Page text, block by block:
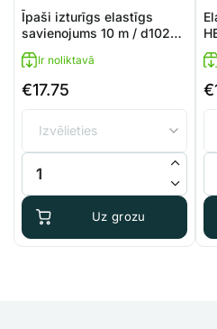
Īpaši izturīgs elastīgs
savienojums 10 m / d102
mm
Ir noliktavā
€17.75
Īpaši izturīgs elastīgs
Uz grozu
mm
€